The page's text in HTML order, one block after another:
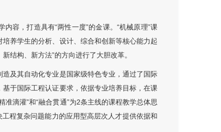
容，打造具有“两性一度”的金课。“机械原理”课
养学生的分析、设计、综合和创新等核心能力起
结构、新方法”的方向进行了大胆改革。
及其自动化专业是国家级特色专业，通过了国际
于国际工程认证要求，依据专业培养目标，在课
滴灌”和“融合贯通”为2条主线的课程教学总体思
程复杂问题能力的应用型高层次人才提供依据和